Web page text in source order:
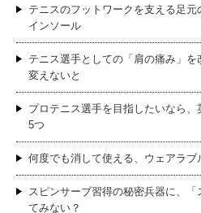
テニスのフットワークを支える足
インソール
テニス選手としての「肩の痛み」
変えないと
プロテニス選手を目指したいなら
5つ
何度でも消して使える、ウェアラブ
スピンサーブ習得の秘密兵器に、
てみない？